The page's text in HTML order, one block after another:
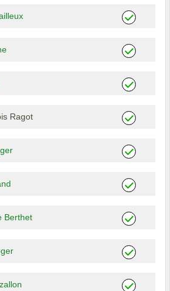
Ragot
Berthet